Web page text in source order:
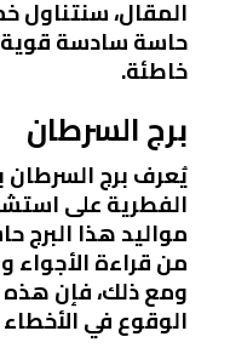
المقال، سنتناول
حاسة سادسة قوية،
خاطئة.
برج السرطان
يُعرف برج السرطان
الفطرية على
مواليد هذا
من قراءة الأجواء
ومع ذلك، فإن هذه
الوقوع في الأخطاء